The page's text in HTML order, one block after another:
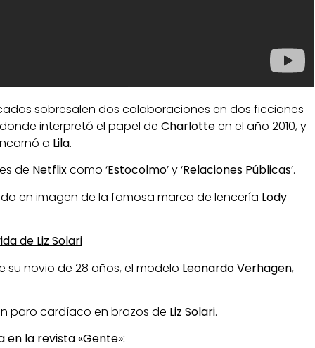
sobresalen dos colaboraciones en dos ficciones
donde interpretó el papel de Charlotteen el año 2010, y
a Lila.
de Netflixcomo ‘Estocolmo’ y ‘Relaciones Públicas’.
en imagen de la famosa marca de lencería Lody
de Liz Solari
su novio de 28 años, el modelo Leonardo Verhagen,
paro cardíaco en brazos de Liz Solari.
en la revista «Gente»: